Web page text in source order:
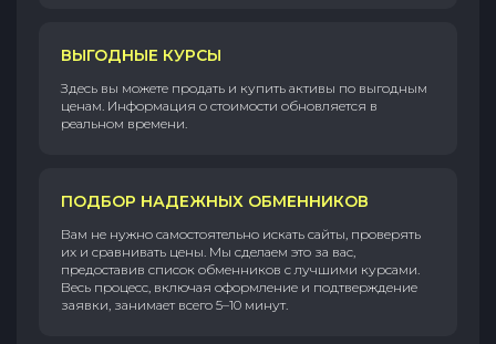
ВЫГОДНЫЕ КУРСЫ
Здесь вы можете продать и купить активы по выгодным
ценам. Информация о стоимости обновляется в
реальном времени.
ПОДБОР НАДЕЖНЫХ ОБМЕННИКОВ
Вам не нужно самостоятельно искать сайты, проверять
их и сравнивать цены. Мы сделаем это за вас,
предоставив список обменников с лучшими курсами.
Весь процесс, включая оформление и подтверждение
заявки, занимает всего 5–10 минут.